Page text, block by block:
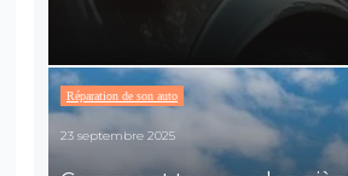
Réparation de son auto
23 septembre 2025